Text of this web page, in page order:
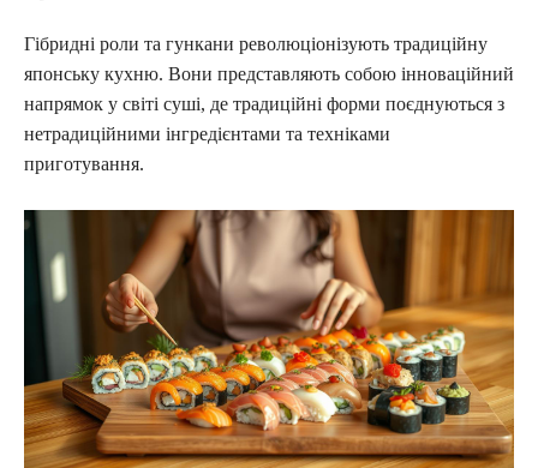
Гібридні роли та гункани революціонізують традиційну
японську кухню. Вони представляють собою інноваційний
напрямок у світі суші, де традиційні форми поєднуються з
нетрадиційними інгредієнтами та техніками
приготування.